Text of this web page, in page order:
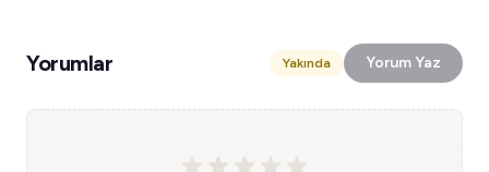
Yorumlar Yakında Yorum Yaz